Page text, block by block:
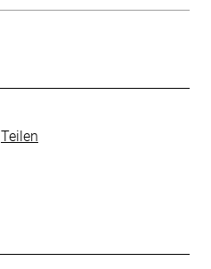
Teilen